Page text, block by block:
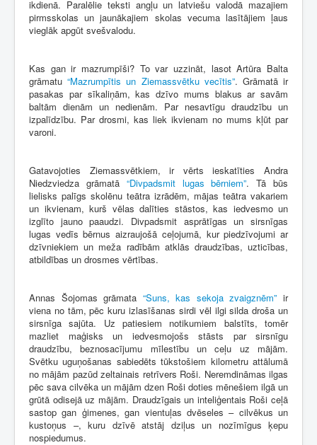
ikdienā. Paralēlie teksti angļu un latviešu valodā mazajiem
pirmsskolas un jaunākajiem skolas vecuma lasītājiem ļaus
vieglāk apgūt svešvalodu.
Kas gan ir mazrumpīši? To var uzzināt, lasot Artūra Balta
grāmatu“Mazrumpītis un Ziemassvētku vecītis”. Grāmatā ir
pasakas par sīkaliņām, kas dzīvo mums blakus ar savām
baltām dienām un nedienām. Par nesavtīgu draudzību un
izpalīdzību. Par drosmi, kas liek ikvienam no mums kļūt par
varoni.
Gatavojoties Ziemassvētkiem, ir vērts ieskatīties Andra
Niedzviedza grāmatā “Divpadsmit lugas bērniem”. Tā būs
lielisks palīgs skolēnu teātra izrādēm, mājas teātra vakariem
un ikvienam, kurš vēlas dalīties stāstos, kas iedvesmo un
izglīto jauno paaudzi. Divpadsmit asprātīgas un sirsnīgas
lugas vedīs bērnus aizraujošā ceļojumā, kur piedzīvojumi ar
dzīvniekiem un meža radībām atklās draudzības, uzticības,
atbildības un drosmes vērtības.
Annas Šojomas grāmata “Suns, kas sekoja zvaigznēm” ir
viena no tām, pēc kuru izlasīšanas sirdi vēl ilgi silda droša un
sirsnīga sajūta. Uz patiesiem notikumiem balstīts, tomēr
mazliet maģisks un iedvesmojošs stāsts par sirsnīgu
draudzību, beznosacījumu mīlestību un ceļu uz mājām.
Svētku uguņošanas sabiedēts tūkstošiem kilometru attālumā
no mājām pazūd zeltainais retrīvers Roši. Neremdināmas ilgas
pēc sava cilvēka un mājām dzen Roši doties mēnešiem ilgā un
grūtā odisejā uz mājām. Draudzīgais un inteliģentais Roši ceļā
sastop gan ģimenes, gan vientuļas dvēseles – cilvēkus un
kustoņus –, kuru dzīvē atstāj dziļus un nozīmīgus ķepu
nospiedumus.